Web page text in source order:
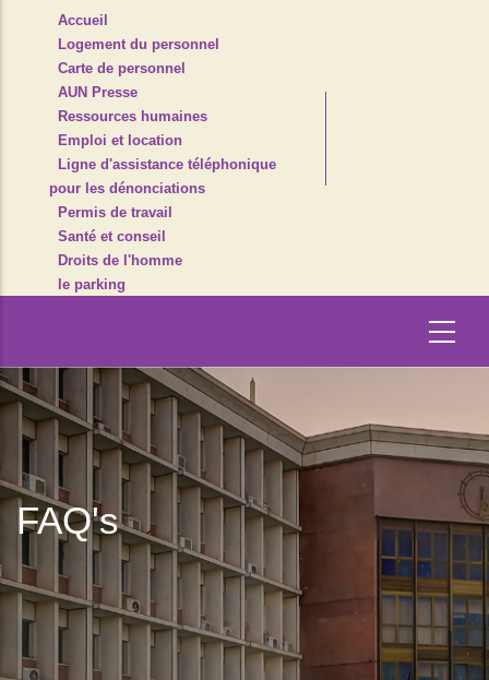
HEADER
NAVIGATION
Accueil
Logement du personnel
Carte de personnel
AUN Presse
Ressources humaines
Emploi et location
Ligne d'assistance téléphonique
pour les dénonciations
Permis de travail
Santé et conseil
Droits de l'homme
le parking
FAQ's